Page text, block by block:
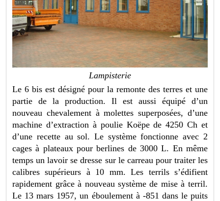
Lampisterie
Le 6 bis est désigné pour la remonte des terres et une
partie de la production. Il est aussi équipé d’un
nouveau chevalement à molettes superposées, d’une
machine d’extraction à poulie Koëpe de 4250 Ch et
d’une recette au sol. Le système fonctionne avec 2
cages à plateaux pour berlines de 3000 L. En même
temps un lavoir se dresse sur le carreau pour traiter les
calibres supérieurs à 10 mm. Les terrils s’édifient
rapidement grâce à nouveau système de mise à terril.
Le 13 mars 1957, un éboulement à -851 dans le puits